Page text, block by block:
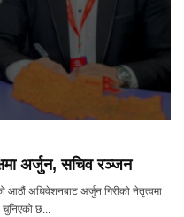
अर्जुन, सचिव रञ्जन
आठौं अधिवेशनबाट अर्जुन गिरीको नेतृत्वमा
चुनिएको छ...